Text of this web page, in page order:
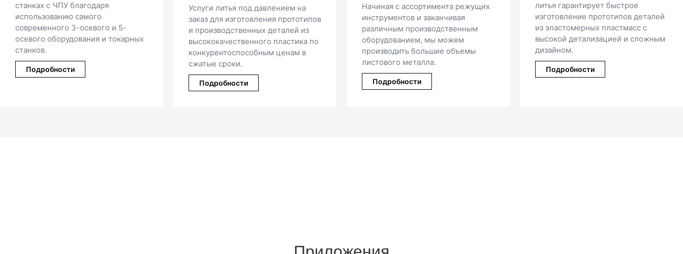
Услуги литья под давлением на
заказ для изготовления прототипов
и производственных деталей из
высококачественного пластика по
конкурентоспособным ценам в
сжатые сроки.
Начиная с ассортимента режущих
инструментов и заканчивая
различным производственным
оборудованием, мы можем
производить большие объемы
листового металла.
Подробности
литья гарантирует быстрое
изготовление прототипов деталей
из эластомерных пластмасс с
высокой детализацией и сложным
дизайном.
станках с ЧПУ благодаря
использованию самого
современного 3-осевого и 5-
осевого оборудования и
станков.
Подробности